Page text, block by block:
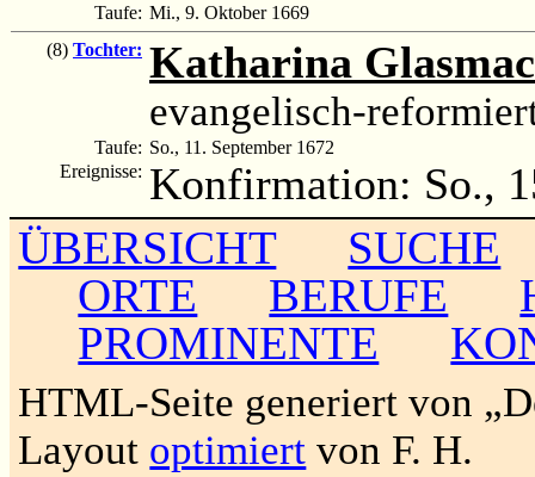
Taufe: Mi., 9. Oktober 1669
(8) Tochter: Katharina
evangelisch-
Taufe: So., 11. September 1672
Ereignisse: Konfirmation: So.,
ÜBERSICHT
SUCHE
ORTE
BERUFE
PROMINENTE
HTML-Seite generiert von
Layout optimiert von F. H.